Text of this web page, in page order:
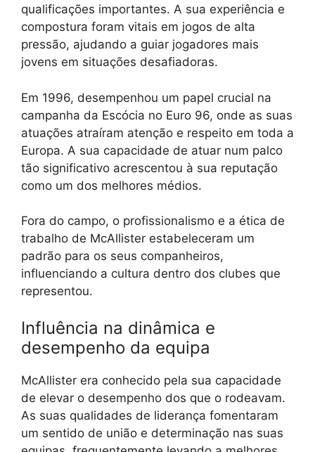
qualificações importantes. A sua experiência e
compostura foram vitais em jogos de alta
pressão, ajudando a guiar jogadores mais
jovens em situações desafiadoras.
Em 1996, desempenhou um papel crucial na
campanha da Escócia no Euro 96, onde as suas
atuações atraíram atenção e respeito em toda a
Europa. A sua capacidade de atuar num palco
tão significativo acrescentou à sua reputação
como um dos melhores médios.
Fora do campo, o profissionalismo e a ética de
trabalho de McAllister estabeleceram um
padrão para os seus companheiros,
influenciando a cultura dentro dos clubes que
representou.
Influência na dinâmica e
desempenho da equipa
McAllister era conhecido pela sua capacidade
de elevar o desempenho dos que o rodeavam.
As suas qualidades de liderança fomentaram
um sentido de união e determinação nas suas